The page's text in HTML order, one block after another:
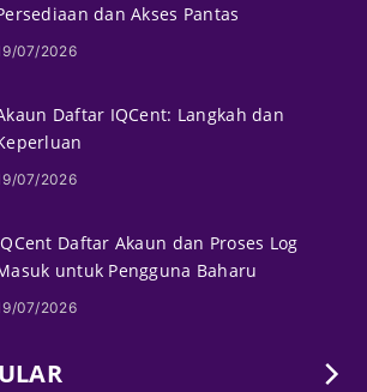
dan Akses Pantas
07/2026
Daftar IQCent: Langkah dan
07/2026
Daftar Akaun dan Proses Log
untuk Pengguna Baharu
07/2026